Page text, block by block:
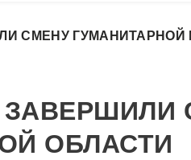
СМЕНУ ГУМАНИТАРНОЙ
ОБЛАСТИ